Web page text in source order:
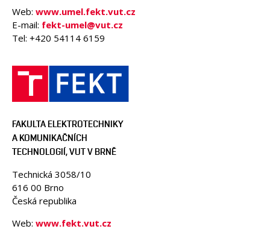
Web: www.umel.fekt.vut.cz
E-mail: fekt-umel@vut.cz
Tel: +420 54114 6159
FAKULTA ELEKTROTECHNIKY
A KOMUNIKAČNÍCH
TECHNOLOGIÍ, VUT V BRNĚ
Technická 3058/10
616 00 Brno
Česká republika
Web: www.fekt.vut.cz